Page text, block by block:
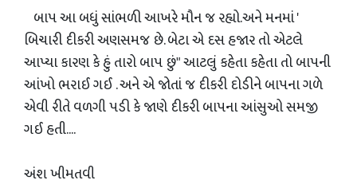
બાપ આ બધું સાંભળી આખરે મૌન જ રહ્યો.અને મનમાં '
બિચારી દીકરી અણસમજ છે. બેટા એ દસ હજાર તો એટલે
આપ્યા કારણ કે હું તારો બાપ છું" આટલું કહેતા કહેતા તો બાપની
આંખો ભરાઈ ગઈ . અને એ જોતાં જ દીકરી દોડીને બાપના ગળે
એવી રીતે વળગી પડી કે જાણે દીકરી બાપના આંસુઓ સમજી
ગઈ હતી....
અંશ ખીમતવી